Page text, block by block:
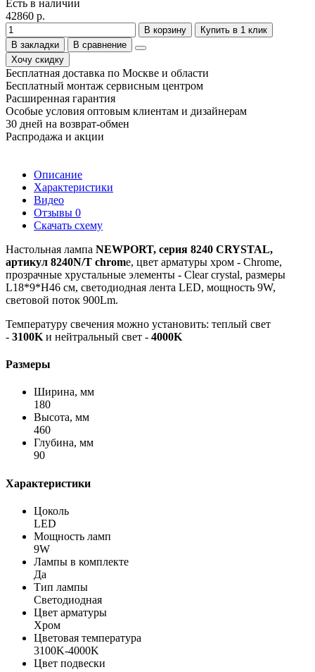
Есть в наличии
42860 р.
В корзину
Купить в 1 клик
В закладки
В сравнение
Хочу скидку
Бесплатная доставка по Москве и области
Бесплатный монтаж сервисным центром
Расширенная гарантия
Особые условия оптовым клиентам и дизайнерам
30 дней на возврат-обмен
Распродажа и акции
Описание
Характеристики
Видео
Отзывы 0
Скачать схему
Настольная лампа NEWPORT, серия 8240 CRYSTAL,
артикул 8240N/T chrome, цвет арматуры хром - Chrome,
прозрачные хрустальные элементы - Clear crystal, размеры
L18*9*H46 см, светодиодная лента LED, мощность 9W,
световой поток 900Lm.
Температуру свечения можно установить: теплый свет
- 3100K и нейтральный свет - 4000K
Размеры
Ширина, мм
180
Высота, мм
460
Глубина, мм
90
Характеристики
Цоколь
LED
Мощность ламп
9W
Лампы в комплекте
Да
Тип лампы
Светодиодная
Цвет арматуры
Хром
Цветовая температура
3100K-4000K
Цвет подвески